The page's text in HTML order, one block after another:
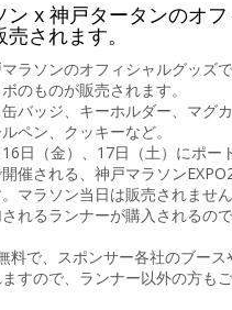
ン x 神戸タータンのオ
されます。
ラソンのオフィシャルグッズ
のものが販売されます。
バッジ、キーホルダー、マグ
ペン、クッキーなど。
日（金）、17日（土）にポー
催される、神戸マラソン
マラソン当日は販売されません
れるランナーが購入されるの
料で、スポンサー各社のブー
すので、ランナー以外の方も